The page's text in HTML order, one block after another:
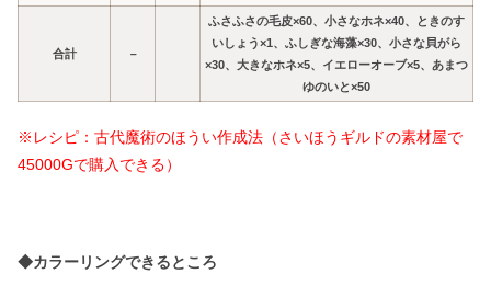
合計 －
ふさふさの毛皮×60、小さなホネ×40、ときのす
いしょう×1、ふしぎな海藻×30、小さな貝がら
×30、大きなホネ×5、イエローオーブ×5、あまつ
ゆのいと×50
※レシピ：古代魔術のほうい作成法（さいほうギルドの素材屋で
45000Gで購入できる）
◆カラーリングできるところ